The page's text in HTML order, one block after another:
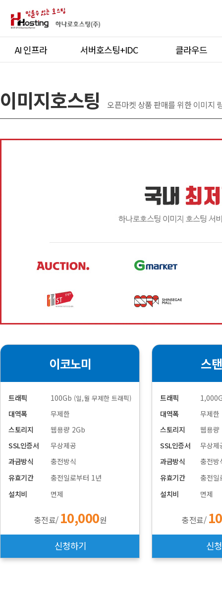
AI 인프라 서버호스팅+IDC 클라우드
이미지호스팅 오픈마켓 상품 판매를 위한 이미지
이코노미
트래픽 100Gb (일,월 무제한 트래픽)
대역폭
무제한
스토리지
웹용량 2Gb
SSL인증서
무상제공
과금방식
충전방식
유효기간
충전일로부터 1년
설치비
면제
충전료/ 10,000원
신청하기
스
트래픽
대역폭
무제한
스토리지
웹용
SSL인증서
무상제
과금방식
충전방
유효기간
충전일
설치비
면제
충전료/
신